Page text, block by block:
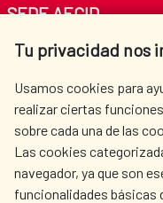
En la actualidad, se
siguientesAlianzas
Alianza para el
España y
Tu privacidad nos
Usamos cookies para
realizar ciertas
sobre cada una de las
Las cookies
navegador, ya que son
funcionalidades básicas
SEDE AECID
Av. Reyes Católicos 4 -
LA AECID
ACCIÓN HUMANITARIA